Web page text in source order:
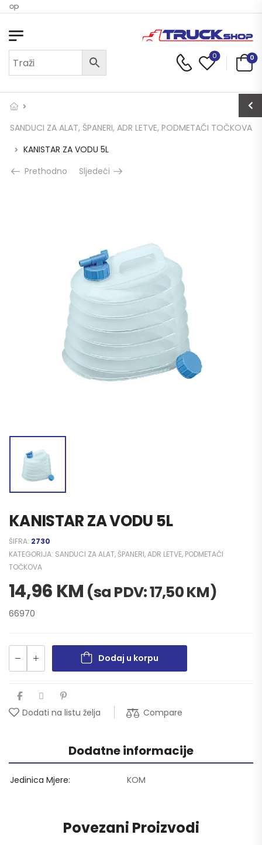
0 0
SANDUCI ZA ALAT, ŠPANERI, ADR LETVE, PODMETAČI TOČKOVA
KANISTAR ZA VODU 5L
Prethodno
Sljedeći
KANISTAR ZA VODU 5L
ŠIFRA: 2730
KATEGORIJA: SANDUCI ZA ALAT, ŠPANERI, ADR LETVE, PODMETAČI
TOČKOVA
14,96 KM (sa PDV:17,50KM)
66970
Dodaj u korpu
Dodati na listu želja Compare
Dodatne informacije
Jedinica Mjere KOM
Povezani Proizvodi